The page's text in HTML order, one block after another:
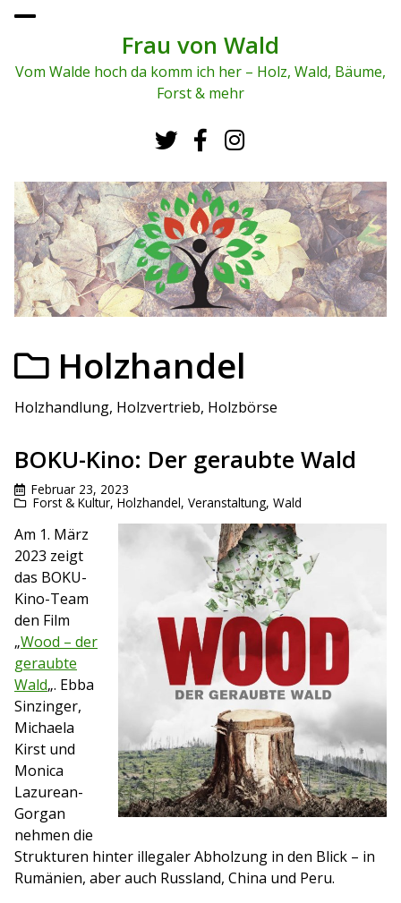
To
me
Frau von Wald
Vom Walde hoch da komm ich her – Holz, Wald, Bäume,
Forst & mehr
Holzhandel
Holzhandlung, Holzvertrieb, Holzbörse
BOKU-Kino: Der geraubte Wald
Februar 23, 2023
Forst & Kultur, Holzhandel, Veranstaltung, Wald
Am 1. März
2023 zeigt
das BOKU-
Kino-Team
den Film
„Wood – der
geraubte
Wald„. Ebba
Sinzinger,
Michaela
Kirst und
Monica
Lazurean-
Gorgan
nehmen die
Strukturen hinter illegaler Abholzung in den Blick – in
Rumänien, aber auch Russland, China und Peru.